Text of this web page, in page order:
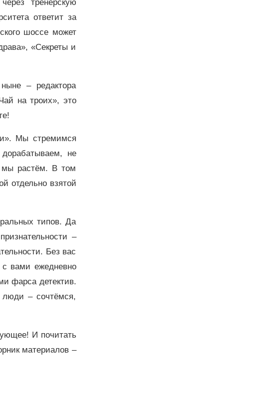
тренерскую
ответит за
шоссе может
«Секреты и
– редактора
на троих», это
Мы стремимся
не
мы растём. В том
отдельно взятой
типов. Да
–
Без вас
вами ежедневно
фарса детектив.
люди – сочтёмся,
И почитать
материалов –